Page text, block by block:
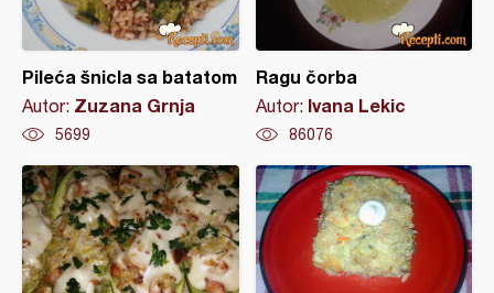
Pileća šnicla sa batatom
Autor: Zuzana Grnja
5699
Ragu čorba
Autor: Ivana Lekic
86076